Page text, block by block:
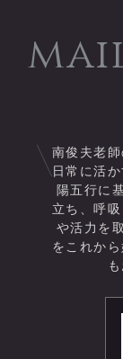
南俊夫老
日常に活
陽五行に
立ち、呼
や活力を
をこれか